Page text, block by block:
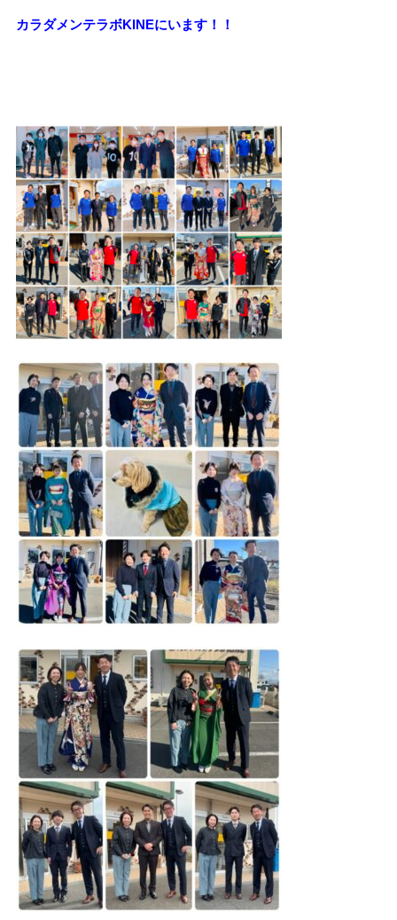
カラダメンテラボKINEにいます！！